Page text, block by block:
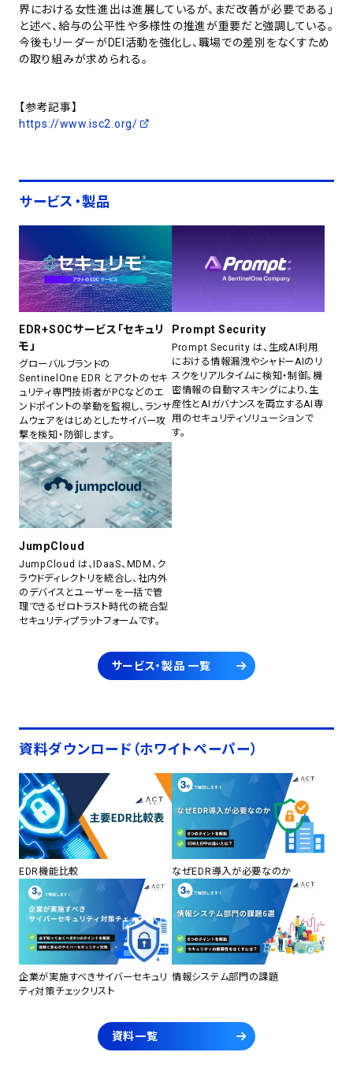
界における女性進出は進展しているが、まだ改善が必要である」
と述べ、給与の公平性や多様性の推進が重要だと強調している。
今後もリーダーがDEI活動を強化し、職場での差別をなくすため
の取り組みが求められる。
【参考記事】
https://www.isc2.org/
サービス・製品
EDR+SOCサービス「セキュリ
モ」
グローバルブランドの
SentinelOne EDR とアクトのセキ
ュリティ専門技術者がPCなどのエ
ンドポイントの挙動を監視し、ランサ
ムウェアをはじめとしたサイバー攻
撃を検知・防御します。
Prompt Security
Prompt Security は、生成AI利用
における情報漏洩やシャドーAIのリ
スクをリアルタイムに検知・制御。機
密情報の自動マスキングにより、生
産性とAIガバナンスを両立するAI専
用のセキュリティソリューションで
す。
JumpCloud
JumpCloud は、IDaaS、MDM、ク
ラウドディレクトリを統合し、社内外
のデバイスとユーザーを一括で管
理できるゼロトラスト時代の統合型
セキュリティプラットフォームです。
サービス・製品 一覧
資料ダウンロード（ホワイトペーパー）
EDR機能比較 なぜEDR導入が必要なのか
企業が実施すべきサイバーセキュリ
ティ対策チェックリスト
情報システム部門の課題
資料一覧